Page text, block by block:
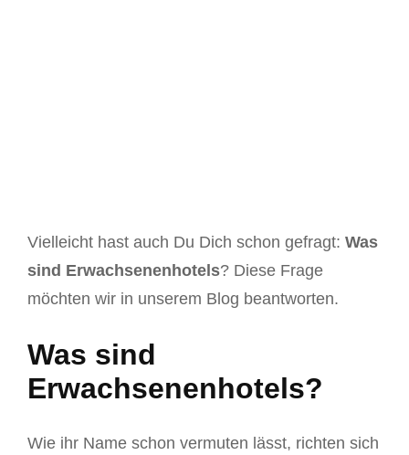
Vielleicht hast auch Du Dich schon gefragt: Was
sind Erwachsenenhotels? Diese Frage
möchten wir in unserem Blog beantworten.
Was sind
Erwachsenenhotels?
Wie ihr Name schon vermuten lässt, richten sich